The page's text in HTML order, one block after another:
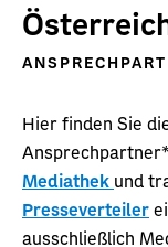
Hier finden Sie
Mediathek und
Presseverteiler
ausschließlich